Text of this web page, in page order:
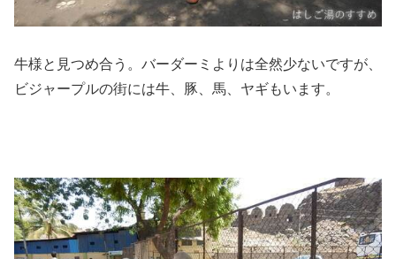
牛様と見つめ合う。バーダーミよりは全然少ないですが、
ビジャープルの街には牛、豚、馬、ヤギもいます。